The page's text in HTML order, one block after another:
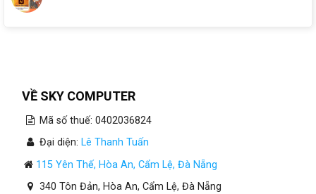
VỀ SKY COMPUTER
Mã số thuế: 0402036824
Đại diện: Lê Thanh Tuấn
115 Yên Thế, Hòa An, Cẩm Lệ, Đà Nẵng
340 Tôn Đản, Hòa An, Cẩm Lệ, Đà Nẵng